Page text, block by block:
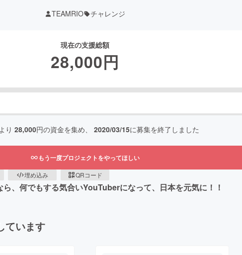
TEAMRIO チャレンジ
現在の支援総額
28,000円
り 28,000円の資金を集め、 2020/03/15に募集を終了しました
もう一度プロジェクトをやってほしい
埋め込み QRコード
、何でもする気合いYouTuberになって、日本を元気に！！
ています